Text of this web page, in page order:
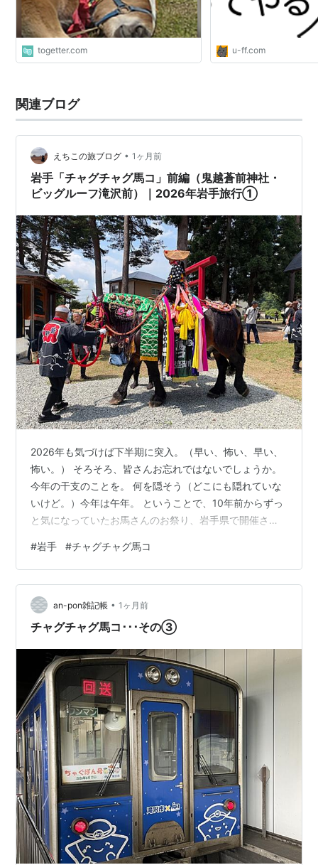
togetter.com u-ff.com
関連ブログ
えちこの旅ブログ • 1ヶ月前
岩手「チャグチャグ馬コ」前編（鬼越蒼前神社・
ビッグルーフ滝沢前）｜2026年岩手旅行①
2026年も気づけば下半期に突入。（早い、怖い、早い、
怖い。） そろそろ、皆さんお忘れではないでしょうか。
今年の干支のことを。 何を隠そう（どこにも隠れていな
いけど。）今年は午年。 ということで、10年前からずっ
と気になっていたお馬さんのお祭り、岩手県で開催され
ってきました。 前回まで散々シャチシャチ言っていまし
たが、今回は馬です。 チャグチャグ馬コ（うまっこ）に
ついて チャグチャグ馬コ運行スケジュール 馬コのスター
ト地点「鬼越蒼前神社」へはシャトルバスで 境内で、鮮
やかな衣装に身をまとった馬コたちを見学 第二地点「ビ
#岩手 #チャグチャグ馬コ
an-pon雑記帳 • 1ヶ月前
チャグチャグ馬コ･･･その③